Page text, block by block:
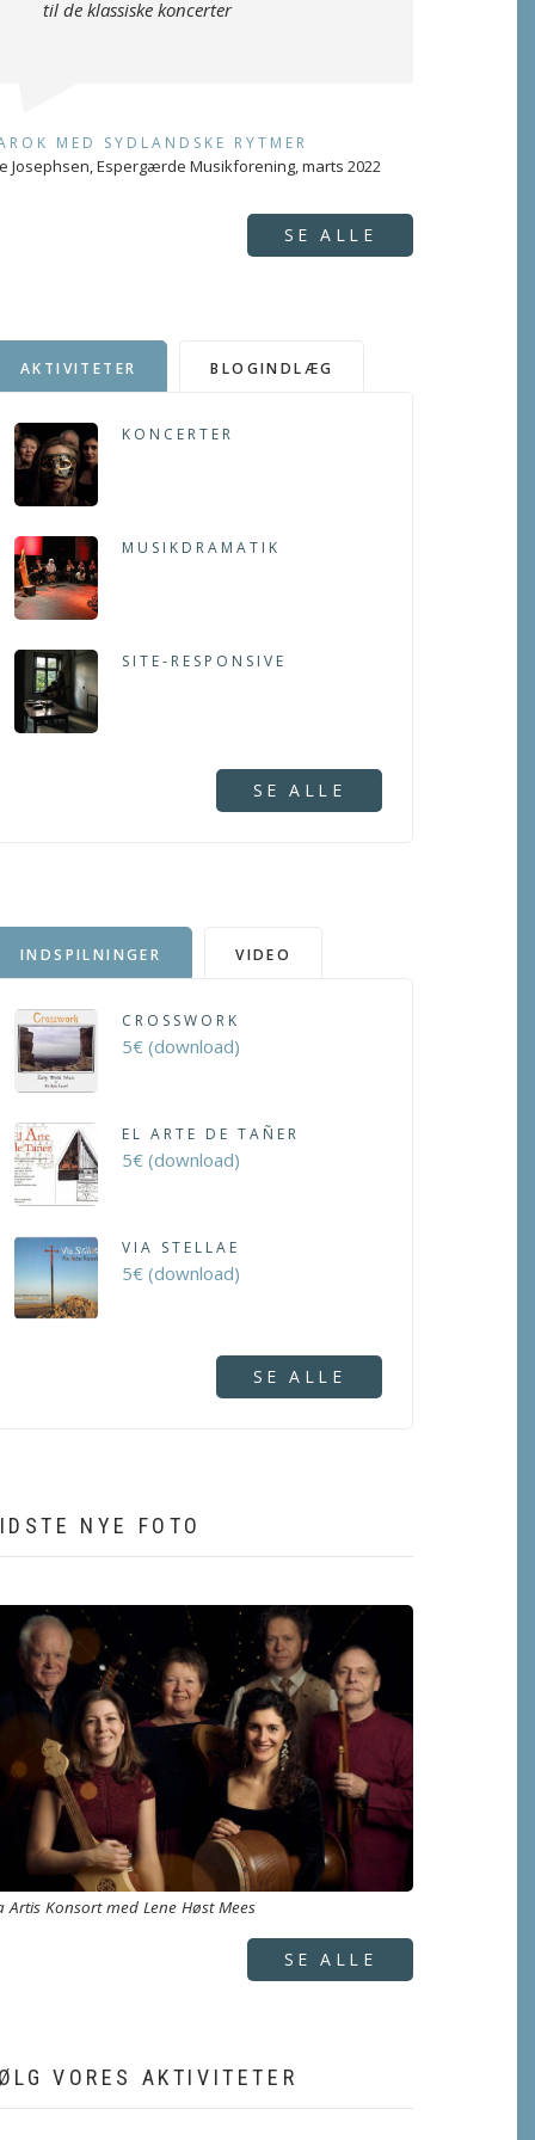
til de klassiske koncerter
MED SYDLANDSKE RYTMER
Josephsen, Espergærde Musikforening, marts 2022
SE ALLE
AKTIVITETER BLOGINDLÆG
KONCERTER
MUSIKDRAMATIK
SITE-RESPONSIVE
SE ALLE
INDSPILNINGER VIDEO
CROSSWORK
5€ (download)
EL ARTE DE TAÑER
5€ (download)
VIA STELLAE
5€ (download)
SE ALLE
NYE FOTO
Artis Konsort med Lene Høst Mees
SE ALLE
VORES AKTIVITETER